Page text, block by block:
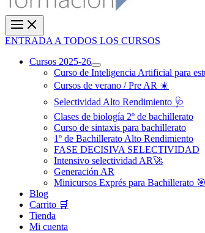
ENTRADA A TODOS LOS CURSOS
Cursos 2025-26
Curso de Inteligencia Artificial para
Cursos de verano / Pre AR ☀️
Selectividad Alto Rendimiento 🩺
Clases de biología 2º de bachillerato
Curso de sintaxis para bachillerato
1º de Bachillerato Alto Rendimiento
FASE DECISIVA SELECTIVIDAD
Intensivo selectividad AR🚀
Generación AR
Minicursos Exprés para Bachillerato 🎯
Blog
Carrito 🛒
Tienda
Mi cuenta